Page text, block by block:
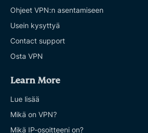
Ohjeet VPN:n asentamiseen
Usein kysyttyä
Contact support
Osta VPN
Learn More
Lue lisää
Mikä on VPN?
Mikä IP-osoitteeni on?